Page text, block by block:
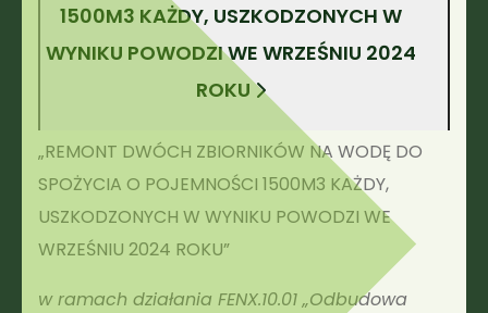
1500M3 KAŻDY, USZKODZONYCH W
WYNIKU POWODZI WE WRZEŚNIU 2024
ROKU
„REMONT DWÓCH ZBIORNIKÓW NA WODĘ DO
SPOŻYCIA O POJEMNOŚCI 1500M3 KAŻDY,
USZKODZONYCH W WYNIKU POWODZI WE
WRZEŚNIU 2024 ROKU”
w ramach działania FENX.10.01 „Odbudowa